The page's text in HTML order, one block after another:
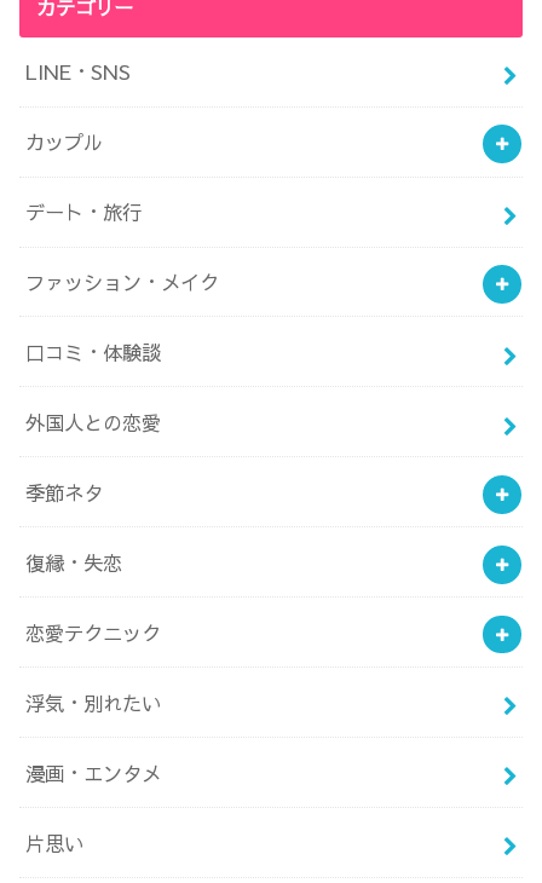
カテゴリー
LINE・SNS
カップル
デート・旅行
ファッション・メイク
口コミ・体験談
外国人との恋愛
季節ネタ
復縁・失恋
恋愛テクニック
浮気・別れたい
漫画・エンタメ
片思い